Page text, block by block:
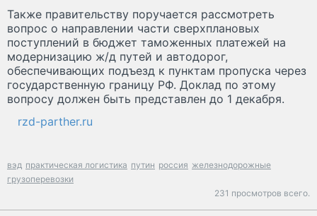
Также правительству поручается рассмотреть
вопрос о направлении части сверхплановых
поступлений в бюджет таможенных платежей на
модернизацию ж/д путей и автодорог,
обеспечивающих подъезд к пунктам пропуска через
государственную границу РФ. Доклад по этому
вопросу должен быть представлен до 1 декабря.
rzd-parther.ru
вэд практическая логистика путин россия железнодорожные
грузоперевозки
231 просмотров всего.